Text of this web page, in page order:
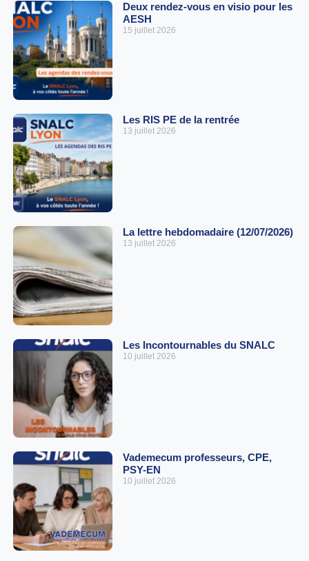
Deux rendez-vous en visio pour les
AESH
15 juillet 2026
Les RIS PE de la rentrée
13 juillet 2026
La lettre hebdomadaire (12/07/2026)
13 juillet 2026
Les Incontournables du SNALC
10 juillet 2026
Vademecum professeurs, CPE,
PSY-EN
10 juillet 2026